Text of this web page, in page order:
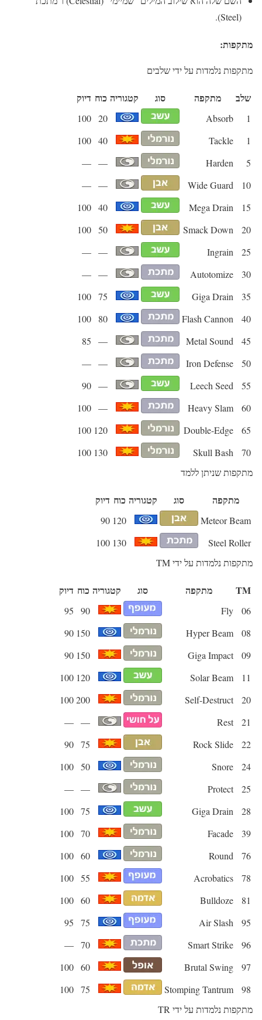
(Steel).
מתקפות:
מתקפות נלמדות על ידי שלבים
שלב מתקפה סוג קטגוריה כוח דיוק
1
Absorb
20
100
1
Tackle
40
100
5
Harden
—
—
10
Wide Guard
—
—
15
Mega Drain
40
100
20
Smack Down
50
100
25
Ingrain
—
—
30
Autotomize
—
—
35
Giga Drain
75
100
40
Flash Cannon
80
100
45
Metal Sound
—
85
50
Iron Defense
—
—
55
Leech Seed
—
90
60
Heavy Slam
—
100
65
Double-Edge
120
100
70
Skull Bash
130
100
מתקפות שניתן ללמד
מתקפה סוג קטגוריה כוח דיוק
Meteor Beam
120
90
Steel Roller
130
100
מתקפות נלמדות על ידי TM
TM מתקפה סוג קטגוריה כוח דיוק
06
Fly
90
95
08
Hyper Beam
150
90
09
Giga Impact
150
90
11
Solar Beam
120
100
20
Self-Destruct
200
100
21
Rest
—
—
22
Rock Slide
75
90
24
Snore
50
100
25
Protect
—
—
28
Giga Drain
75
100
39
Facade
70
100
76
Round
60
100
78
Acrobatics
55
100
81
Bulldoze
60
100
95
Air Slash
75
95
96
Smart Strike
70
—
97
Brutal Swing
60
100
98
Stomping Tantrum
75
100
מתקפות נלמדות על ידי TR